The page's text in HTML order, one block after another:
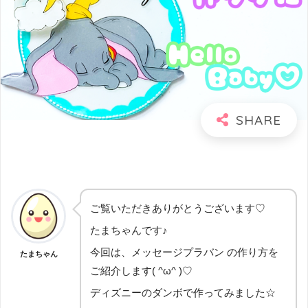
たまちゃん
ご覧いただきありがとうございます♡
たまちゃんです♪
今回は、メッセージプラバン の作り方を
ご紹介します( ^ω^ )♡
ディズニーのダンボで作ってみました☆